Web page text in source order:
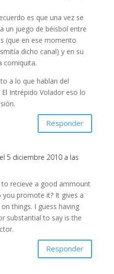
es que una vez se
un juego de béisbol entre
(que en ese momento
dicho canal) y en su
comiquita.
a lo que hablan del
Intrépido Volador eso lo
Responder
el 5 diciembre 2010 a las
to recieve a good ammount
promote it? It gives a
things. I guess having
substantial to say is the
Responder